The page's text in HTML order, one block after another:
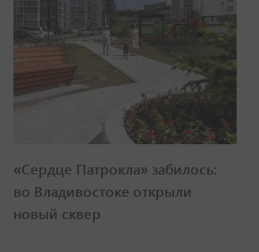
«Сердце Патрокла» забилось:
во Владивостоке открыли
новый сквер